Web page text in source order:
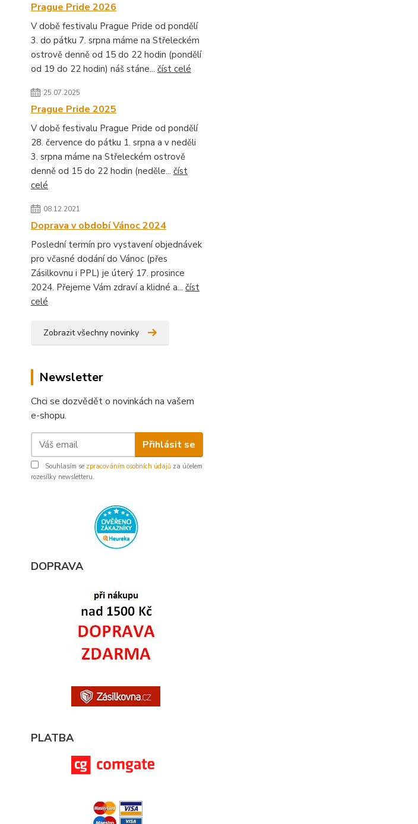
Prague Pride 2026
V době festivalu Prague Pride od pondělí
3. do pátku 7. srpna máme na Střeleckém
ostrově denně od 15 do 22 hodin (pondělí
od 19 do 22 hodin) náš stáne... číst celé
25.07.2025
Prague Pride 2025
V době festivalu Prague Pride od pondělí
28. července do pátku 1. srpna a v neděli
3. srpna máme na Střeleckém ostrově
denně od 15 do 22 hodin (neděle... číst
celé
08.12.2021
Doprava v období Vánoc 2024
Poslední termín pro vystavení objednávek
pro včasné dodání do Vánoc (přes
Zásilkovnu i PPL) je úterý 17. prosince
2024. Přejeme Vám zdraví a klidné a... číst
celé
Zobrazit všechny novinky
Newsletter
Chci se dozvědět o novinkách na vašem
e-shopu.
Přihlásit se
Souhlasím se zpracováním osobních údajů za účelem
rozesílky newsletteru.
DOPRAVA
PLATBA